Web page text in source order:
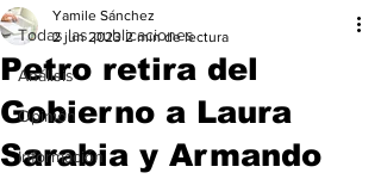
Todas las publicaciones
Análisis
Opinión
Información
Petro retira del
Gobierno a Laura
Sarabia y Armando
Yamile Sánchez
2 jun 2023 2 min de lectura